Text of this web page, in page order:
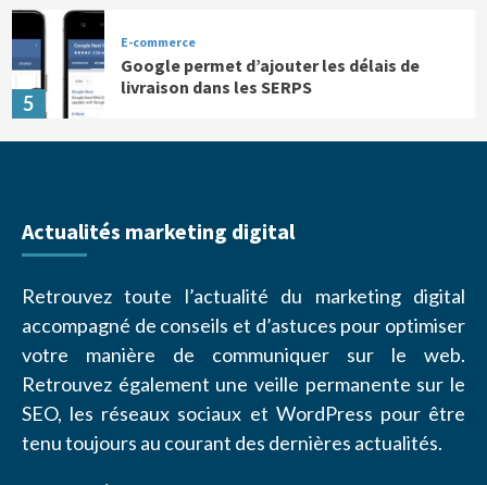
5
E-commerce
Google permet d’ajouter les délais de
livraison dans les SERPS
Actualités marketing digital
Retrouvez toute l’actualité du marketing digital
accompagné de conseils et d’astuces pour optimiser
votre manière de communiquer sur le web.
Retrouvez également une veille permanente sur le
SEO, les réseaux sociaux et WordPress pour être
tenu toujours au courant des dernières actualités.